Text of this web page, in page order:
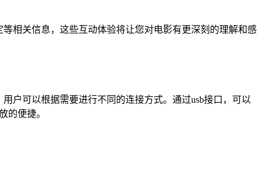
相关信息，这些互动体验将让您对电影有更深刻的理解和感
户可以根据需要进行不同的连接方式。通过usb接口，可以
的便捷。